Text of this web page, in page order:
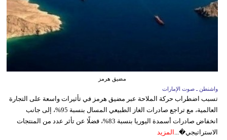
مضيق هرمز
واشنطن ـ صوت الإمارات
تسبب اضطراب حركة الملاحة عبر مضيق هرمز في تأثيرات واسعة على التجارة
العالمية، مع تراجع صادرات الغاز الطبيعي المسال بنسبة 95%، إلى جانب
انخفاض صادرات أسمدة اليوريا بنسبة 83%، فضلًا عن تأثر عدد من المنتجات
الاستراتيجي�... المزيد